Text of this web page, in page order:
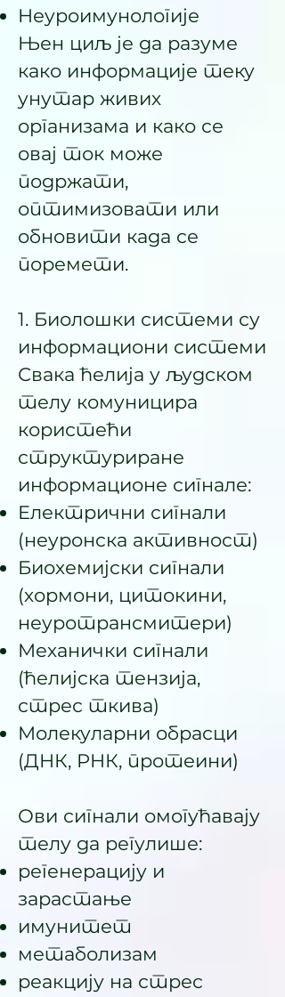
Неуроимунологије
Њен циљ је да разуме
како информације теку
унутар живих
организама и како се
овај ток може
подржати,
оптимизовати или
обновити када се
поремети.
1. Биолошки системи су
информациони системи
Свака ћелија у људском
телу комуницира
користећи
структуриране
информационе сигнале:
Електрични сигнали
(неуронска активност)
Биохемијски сигнали
(хормони, цитокини,
неуротрансмитери)
Механички сигнали
(ћелијска тензија,
стрес ткива)
Молекуларни обрасци
(ДНК, РНК, протеини)
Ови сигнали омогућавају
телу да регулише:
регенерацију и
зарастање
имунитет
метаболизам
реакцију на стрес